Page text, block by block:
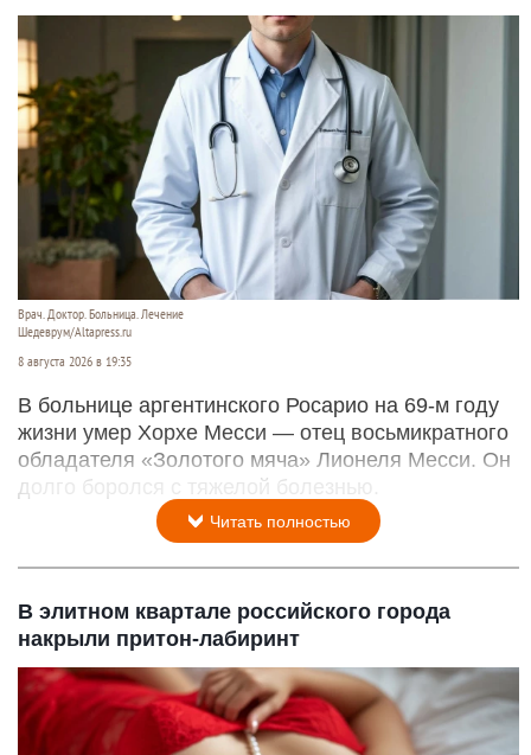
Врач. Доктор. Больница. Лечение
Шедеврум/Altapress.ru
8 августа 2026 в 19:35
В больнице аргентинского Росарио на 69-м году
жизни умер Хорхе Месси — отец восьмикратного
обладателя «Золотого мяча» Лионеля Месси. Он
долго боролся с тяжелой болезнью.
Читать полностью
В элитном квартале российского города
накрыли притон-лабиринт